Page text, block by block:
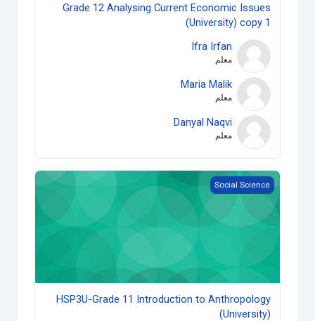
Grade 12 Analysing Current Economic Issues
(University) copy 1
Ifra Irfan
معلم
Maria Malik
معلم
Danyal Naqvi
معلم
HSP3U-Grade 11 Introduction to Anthropology (University)
Social Science
HSP3U-Grade 11 Introduction to Anthropology
(University)